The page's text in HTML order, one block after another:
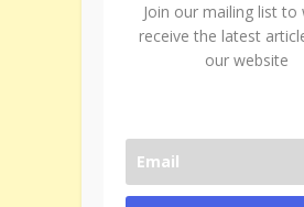
Join our mailing list to
receive the latest
our website